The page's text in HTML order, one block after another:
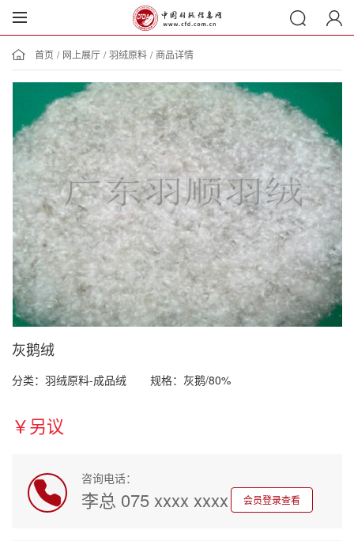
首页 / 网上展厅 / 羽绒原料 / 商品详情
灰鹅绒
分类：羽绒原料-成品绒 规格：灰鹅/80%
￥另议
咨询电话：
李总 075 xxxx xxxx 会员登录查看